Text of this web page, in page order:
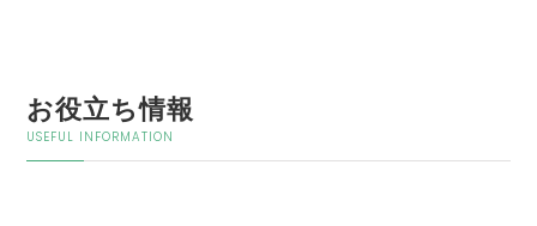
お役立ち情報
USEFUL INFORMATION